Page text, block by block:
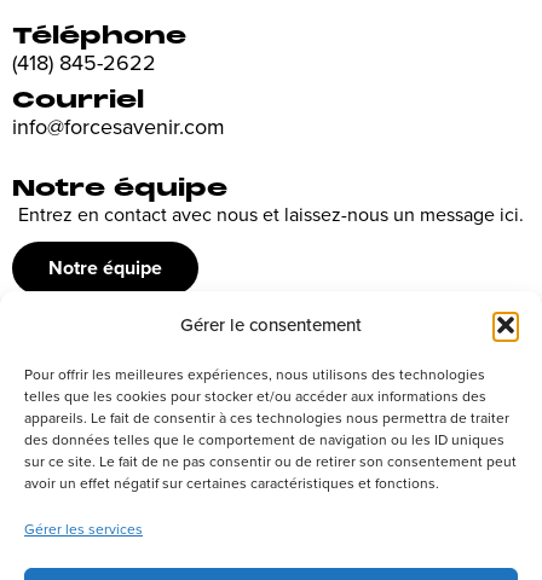
Gérer le consentement
Pour offrir les meilleures expériences, nous utilisons des technologies
telles que les cookies pour stocker et/ou accéder aux informations des
appareils. Le fait de consentir à ces technologies nous permettra de traiter
des données telles que le comportement de navigation ou les ID uniques
sur ce site. Le fait de ne pas consentir ou de retirer son consentement peut
avoir un effet négatif sur certaines caractéristiques et fonctions.
Gérer les services
Téléphone
(418) 845-2622
Courriel
info@forcesavenir.com
Notre équipe
Entrez en contact avec nous et laissez-nous un message ici.
Notre équipe
Recrutement
Découvrez nos offres d’emploi ou envoyez votre candidature
spontanée
Postuler